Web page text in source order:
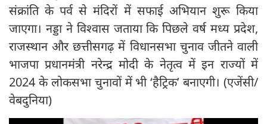
संक्रांति के पर्व से मंदिरों में सफाई अभियान शुरू किया
जाएगा। नड्डा ने विश्वास जताया कि पिछले वर्ष मध्य प्रदेश,
राजस्थान और छत्तीसगढ़ में विधानसभा चुनाव जीतने वाली
भाजपा प्रधानमंत्री नरेन्द्र मोदी के नेतृत्व में इन राज्यों में
2024 के लोकसभा चुनावों में भी ‘हैट्रिक’ बनाएगी। (एजेंसी/
वेबदुनिया)